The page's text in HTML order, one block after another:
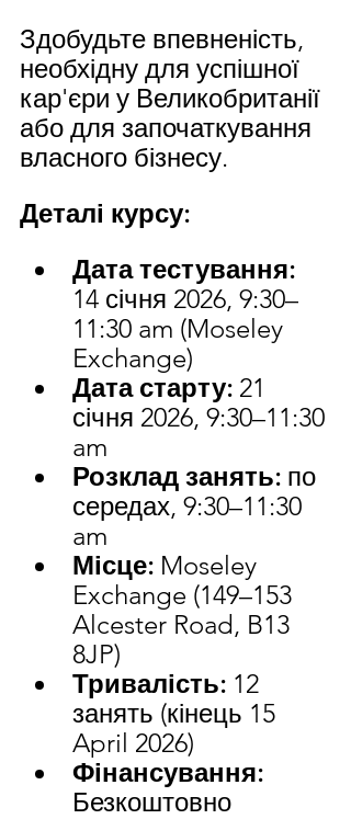
Здобудьте впевненість,
необхідну для успішної
кар'єри у Великобританії
або для започаткування
власного бізнесу.
Деталі курсу:
Дата тестування:
14 січня 2026, 9:30–
11:30 am (Moseley
Exchange)
Дата старту: 21
січня 2026, 9:30–11:30
am
Розклад занять: по
середах, 9:30–11:30
am
Місце: Moseley
Exchange (149–153
Alcester Road, B13
8JP)
Тривалість: 12
занять (кінець 15
April 2026)
Фінансування:
Безкоштовно